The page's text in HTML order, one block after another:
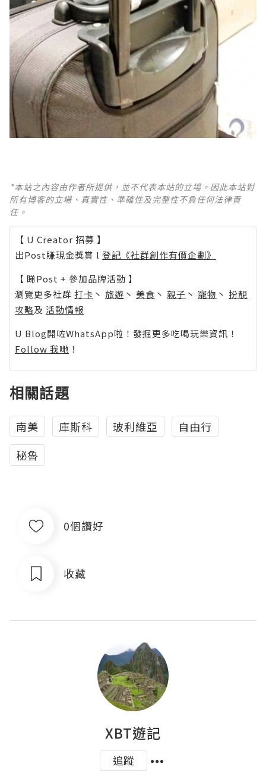
*本站之內容由作者所提供，並不代表本站的立場。因此本站對
所有博客的立場、真實性、準確性及完整性不負任何法律責
任。
【 U Creator 招募 】
出Post賺現金獎賞 l 登記《社群創作有價企劃》
【 睇Post + 參加品牌活動 】
瀏覽更多社群 打卡 丶 旅遊 丶 美食 丶 親子 丶 寵物 丶 扮靚
攻略及 活動情報
U Blog開咗WhatsApp啦！發掘更多吃喝玩樂資訊！
Follow 我哋 ！
相關話題
南美 庫斯科 玻利維亞
自由行
秘魯
0個讚好
收藏
XBT遊記
追蹤